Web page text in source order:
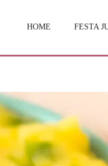
HOME FESTA